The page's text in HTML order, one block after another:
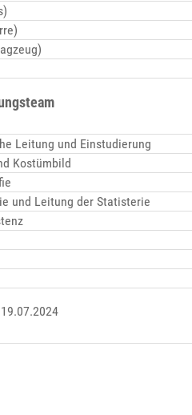
Leitung und Einstudierung
Kostümbild
und Leitung der Statisterie